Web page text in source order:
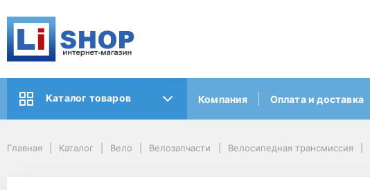
Каталог товаров Компания Оплата и доставка
Главная Каталог Вело Велозапчасти Велосипедная трансмиссия